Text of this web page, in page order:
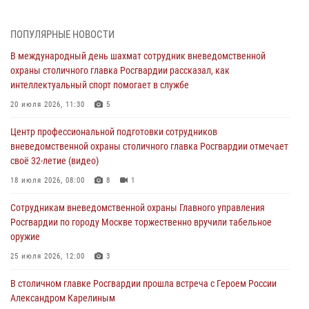
На востоке Москвы сотрудники Росгвардии задержали мужчину,
находящегося в федеральном розыске (видео)
03 августа 2026, 12:00
Московские росгвардейцы пришли на помощь семье, у которой
сломался автомобиль на проезжей части (Видео)
02 августа 2026, 10:00
клуба «Лето Побед» со службой вневедомственной охраны (Видео)
01 августа 2026, 12:00
Столичные росгвардейцы почтили память российских воинов,
ПОПУЛЯРНЫЕ НОВОСТИ
В международный день шахмат сотрудник вневедомственной
охраны столичного главка Росгвардии рассказал, как
интеллектуальный спорт помогает в службе
20 июля 2026, 11:30 5
Центр профессиональной подготовки сотрудников
вневедомственной охраны столичного главка Росгвардии отмечает
своё 32-летие (видео)
18 июля 2026, 08:00 8 1
Сотрудникам вневедомственной охраны Главного управления
Росгвардии по городу Москве торжественно вручили табельное
оружие
25 июля 2026, 12:00 3
В столичном главке Росгвардии прошла встреча с Героем России
Александром Карелиным